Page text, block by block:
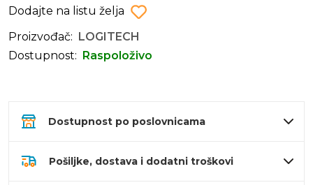
Dodajte na listu želja
Proizvođač:
LOGITECH
Dostupnost:
Raspoloživo
Dostupnost po poslovnicama
Pošiljke, dostava i dodatni troškovi